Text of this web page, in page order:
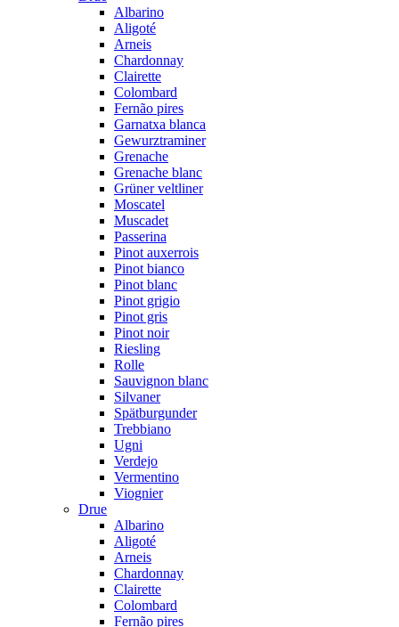
Albarino
Aligoté
Arneis
Chardonnay
Clairette
Colombard
Fernão pires
Garnatxa blanca
Gewurztraminer
Grenache
Grenache blanc
Grüner veltliner
Moscatel
Muscadet
Passerina
Pinot auxerrois
Pinot bianco
Pinot blanc
Pinot grigio
Pinot gris
Pinot noir
Riesling
Rolle
Sauvignon blanc
Silvaner
Spätburgunder
Trebbiano
Ugni
Verdejo
Vermentino
Viognier
Drue
Albarino
Aligoté
Arneis
Chardonnay
Clairette
Colombard
Fernão pires